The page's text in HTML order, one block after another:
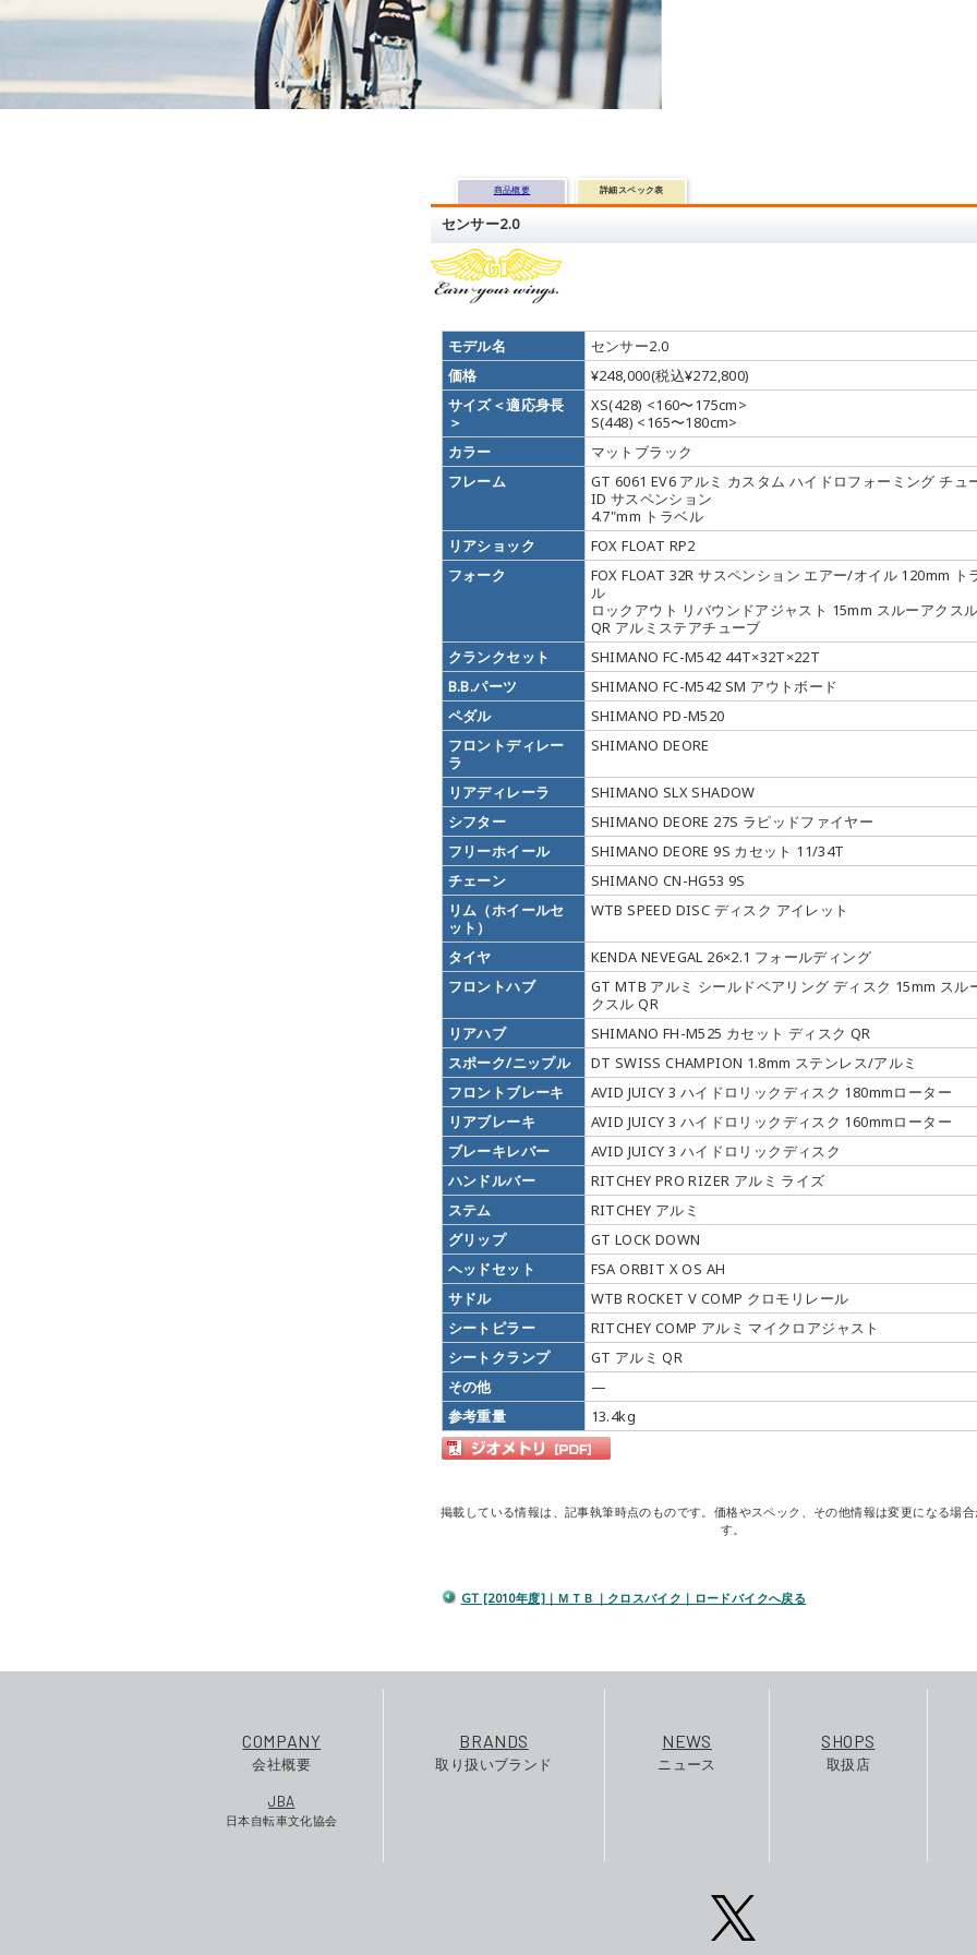
商品概要 詳細スペック表
センサー2.0
モデル名
センサー2.0
価格
¥248,000(税込¥272,800)
サイズ＜適応身長
＞
XS(428) <160〜175cm>
S(448) <165〜180cm>
カラー
マットブラック
フレーム
GT 6061 EV6 アルミ カスタム ハイドロフォーミング チュ
ID サスペンション
4.7"mm トラベル
リアショック
FOX FLOAT RP2
フォーク
FOX FLOAT 32R サスペンション エアー/オイル 120mm ト
ル
ロックアウト リバウンドアジャスト 15mm スルーアクス
QR アルミステアチューブ
クランクセット
SHIMANO FC-M542 44T×32T×22T
B.B.パーツ
SHIMANO FC-M542 SM アウトボード
ペダル
SHIMANO PD-M520
フロントディレー
ラ
SHIMANO DEORE
リアディレーラ
SHIMANO SLX SHADOW
シフター
SHIMANO DEORE 27S ラピッドファイヤー
フリーホイール
SHIMANO DEORE 9S カセット 11/34T
チェーン
SHIMANO CN-HG53 9S
リム（ホイールセ
ット）
WTB SPEED DISC ディスク アイレット
タイヤ
KENDA NEVEGAL 26×2.1 フォールディング
フロントハブ
GT MTB アルミ シールドベアリング ディスク 15mm スル
クスル QR
リアハブ
SHIMANO FH-M525 カセット ディスク QR
スポーク/ニップル
DT SWISS CHAMPION 1.8mm ステンレス/アルミ
フロントブレーキ
AVID JUICY 3 ハイドロリックディスク 180mmローター
リアブレーキ
AVID JUICY 3 ハイドロリックディスク 160mmローター
ブレーキレバー
AVID JUICY 3 ハイドロリックディスク
ハンドルバー
RITCHEY PRO RIZER アルミ ライズ
ステム
RITCHEY アルミ
グリップ
GT LOCK DOWN
ヘッドセット
FSA ORBIT X OS AH
サドル
WTB ROCKET V COMP クロモリレール
シートピラー
RITCHEY COMP アルミ マイクロアジャスト
シートクランプ
GT アルミ QR
その他
—
参考重量
13.4kg
掲載している情報は、記事執筆時点のものです。価格やスペック、その他情報は変更になる場
す。
GT [2010年度]｜ＭＴＢ｜クロスバイク｜ロードバイクへ戻る
COMPANY
会社概要
JBA
日本自転車文化協会
BRANDS
取り扱いブランド
NEWS
ニュース
SHOPS
取扱店